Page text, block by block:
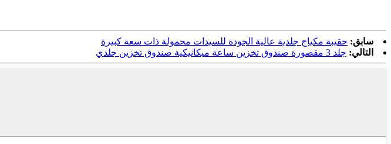
سابق: حقيبة مكياج جلدية عالية الجودة للسيدات محمولة ذات سعة كبيرة
التالي: جلد 3 مقصورة صندوق تخزين ساعة ميكانيكية صندوق تخزين جلدي